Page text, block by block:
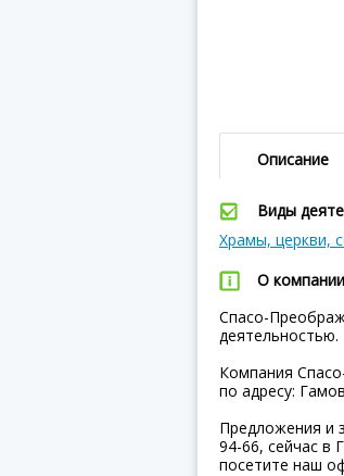
Описание
Виды
Храмы, церкви,
О
Спасо-
деятельностью.
Компания
по адресу:
Предложения и
94-66, сейчас в
посетите наш